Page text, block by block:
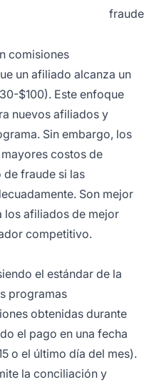
fraude
comisiones
un afiliado alcanza un
$100). Este enfoque
nuevos afiliados y
Sin embargo, los
costos de
fraude si las
Son mejor
los afiliados de mejor
competitivo.
el estándar de la
programas
obtenidas durante
el pago en una fecha
o el último día del mes).
la conciliación y